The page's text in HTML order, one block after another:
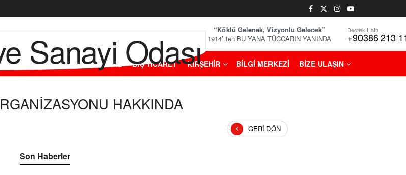
“Köklü Gelenek, Vizyonlu Gelecek”
1914’ ten BU YANA TÜCCARIN YANINDA
Destek Hattı
+90386 213
ÜYELERİMİZ HİZMETLERİMİZ DIŞ TİCARET KIRŞEHİR BİLGİ MERKEZİ BİZE ULAŞIN
HAKKINDA
GERI DÖN
Son Haberler